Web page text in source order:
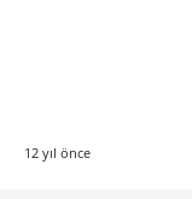
12 yıl önce